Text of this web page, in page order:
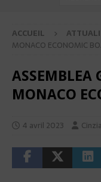
ACCUEIL
MONACO ECONOMIC
ASSEMBLEA
MONACO
4 avril 2023